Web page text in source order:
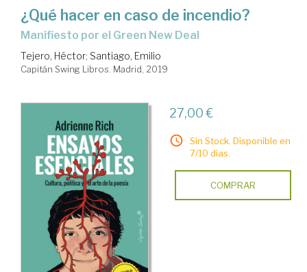
¿Qué hacer en caso de incendio?
Manifiesto por el Green New Deal
Tejero, Héctor; Santiago, Emilio
Capitán Swing Libros. Madrid, 2019
27,00 €
Sin Stock. Disponible en
7/10 días.
COMPRAR